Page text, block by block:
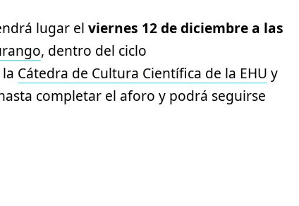
lugar el viernes 12 de diciembre a las
, dentro del ciclo
Cátedra de Cultura Científica de la EHU y
completar el aforo y podrá seguirse